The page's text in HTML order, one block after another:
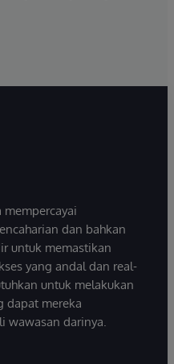
mempercayai
dan bahkan
untuk memastikan
yang andal dan real-
untuk melakukan
dapat mereka
wawasan darinya.